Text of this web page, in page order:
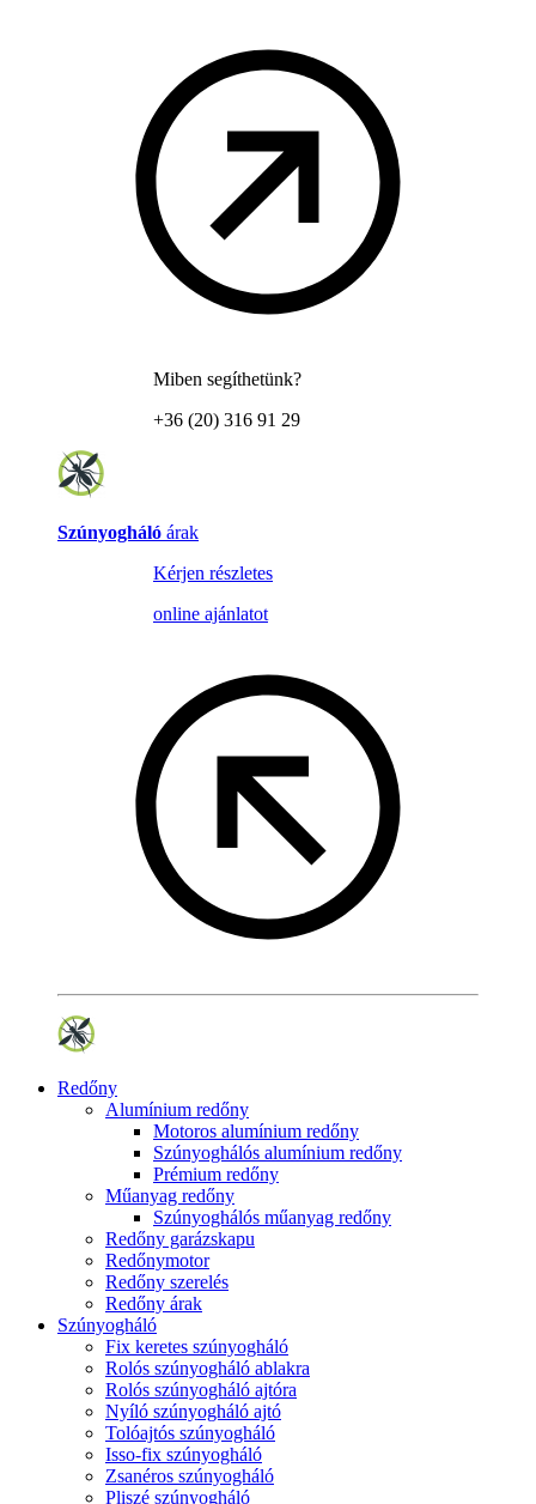
Miben segíthetünk?
+36 (20) 316 91 29
Szúnyogháló árak
Kérjen részletes
online ajánlatot
Redőny
Alumínium redőny
Motoros alumínium redőny
Szúnyoghálós alumínium redőny
Prémium redőny
Műanyag redőny
Szúnyoghálós műanyag redőny
Redőny garázskapu
Redőnymotor
Redőny szerelés
Redőny árak
Szúnyogháló
Fix keretes szúnyogháló
Rolós szúnyogháló ablakra
Rolós szúnyogháló ajtóra
Nyíló szúnyogháló ajtó
Tolóajtós szúnyogháló
Isso-fix szúnyogháló
Zsanéros szúnyogháló
Pliszé szúnyogháló